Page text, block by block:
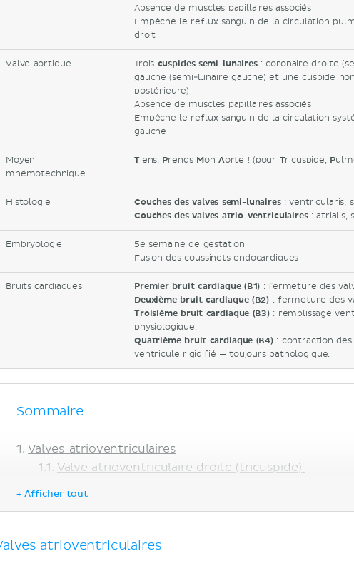
Absence de muscles papillaires associés
Empêche le reflux sanguin de la circulation
droit
Valve aortique Trois cuspides semi-lunaires: coronaire droite
gauche (semi-lunaire gauche) et une cuspide
postérieure)
Absence de muscles papillaires associés
Empêche le reflux sanguin de la circulation
gauche
Moyen
mnémotechnique
Tiens, Prends Mon Aorte ! (pour Tricuspide, P
Histologie Couches des valves semi-lunaires: ventricularis,
Couches des valves atrio-ventriculaires: atrialis,
Embryologie
5e semaine de gestation
Fusion des coussinets endocardiques
Bruits cardiaques Premier bruit cardiaque (B1) : fermeture des
Deuxième bruit cardiaque (B2) : fermeture des
Troisième bruit cardiaque (B3) : remplissage
physiologique.
Quatrième bruit cardiaque (B4) : contraction
ventricule rigidifié — toujours pathologique.
Sommaire
Valves atrioventriculaires
Valve atrioventriculaire droite (tricuspide)
Valve pulmonaire
+ Afficher tout
atrioventriculaires